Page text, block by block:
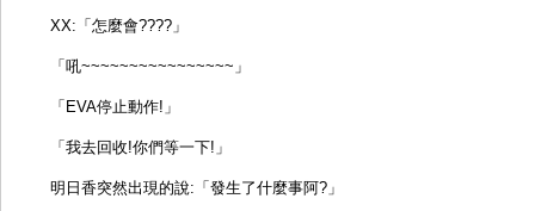
XX:「怎麼會????」
「吼~~~~~~~~~~~~~~~~」
「EVA停止動作!」
「我去回收!你們等一下!」
明日香突然出現的說:「發生了什麼事阿?」